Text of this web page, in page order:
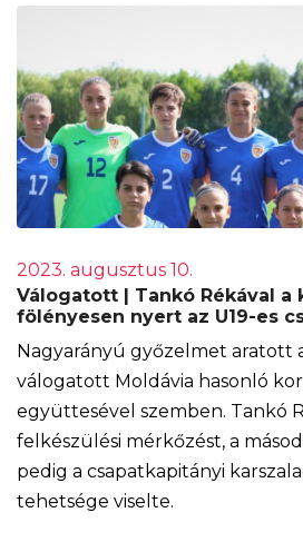
2023. augusztus 10.
Válogatott | Tankó Rékával a
fölényesen nyert az U19-es
Nagyarányú győzelmet aratott
válogatott Moldávia hasonló
együttesével szemben. Tankó
felkészülési mérkőzést, a
pedig a csapatkapitányi
tehetsége viselte.